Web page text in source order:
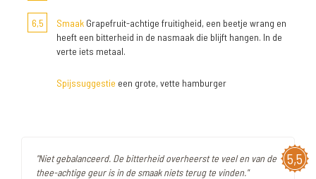
6,5 Smaak Grapefruit-achtige fruitigheid, een beetje wrang en
heeft een bitterheid in de nasmaak die blijft hangen. In de
verte iets metaal.
Spijssuggestie een grote, vette hamburger
5,5
"Niet gebalanceerd. De bitterheid overheerst te veel en van de
thee-achtige geur is in de smaak niets terug te vinden."